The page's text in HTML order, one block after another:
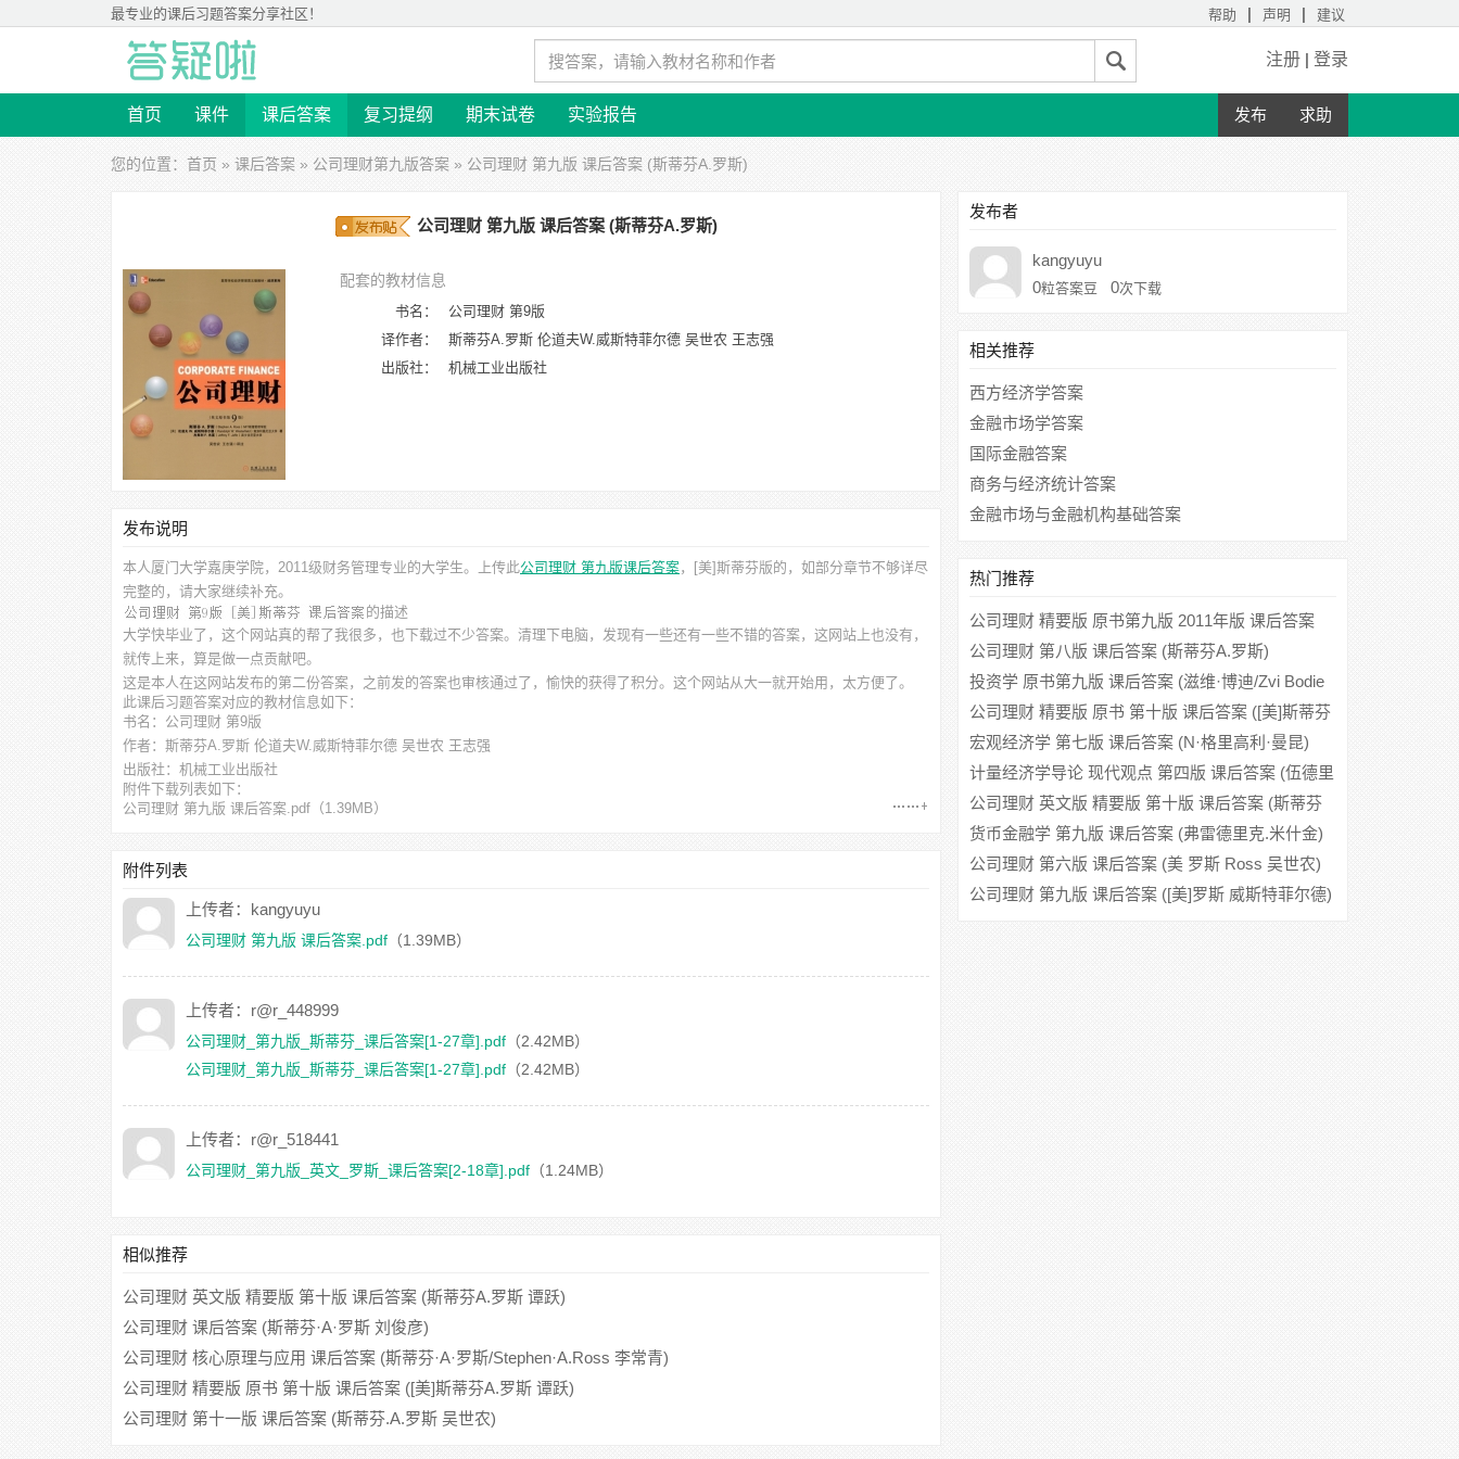
最专业的课后习题答案分享社区！ 帮助 | 声明 | 建议
注册 | 登录
首页 课件 课后答案 复习提纲 期末试卷 实验报告 发布 求助
您的位置： 首页 » 课后答案 » 公司理财第九版答案 » 公司理财 第九版 课后答案 (斯蒂芬A.罗斯)
公司理财 第九版 课后答案 (斯蒂芬A.罗斯)
配套的教材信息
书名：
公司理财 第9版
译作者：
斯蒂芬A.罗斯 伦道夫W.威斯特菲尔德 吴世农 王志强
出版社：
机械工业出版社
发布说明
本人厦门大学嘉庚学院，2011级财务管理专业的大学生。上传此公司理财 第九版课后答案，[美]斯蒂芬版的，如部分章节不够详尽
完整的，请大家继续补充。
的描述
大学快毕业了，这个网站真的帮了我很多，也下载过不少答案。清理下电脑，发现有一些还有一些不错的答案，这网站上也没有，
就传上来，算是做一点贡献吧。
这是本人在这网站发布的第二份答案，之前发的答案也审核通过了，愉快的获得了积分。这个网站从大一就开始用，太方便了。
此课后习题答案对应的教材信息如下：
书名：公司理财 第9版
作者：斯蒂芬A.罗斯 伦道夫W.威斯特菲尔德 吴世农 王志强
出版社：机械工业出版社
附件下载列表如下：
公司理财 第九版 课后答案.pdf （1.39MB）
公司理财_第九版_英文_罗斯_课后答案[2-18章].pdf
附件列表
上传者：kangyuyu
公司理财 第九版 课后答案.pdf （1.39MB）
上传者：r@r_448999
公司理财_第九版_斯蒂芬_课后答案[1-27章].pdf （2.42MB）
公司理财_第九版_斯蒂芬_课后答案[1-27章].pdf （2.42MB）
上传者：r@r_518441
公司理财_第九版_英文_罗斯_课后答案[2-18章].pdf （1.24MB）
相似推荐
公司理财 英文版 精要版 第十版 课后答案 (斯蒂芬A.罗斯 谭跃)
公司理财 课后答案 (斯蒂芬·A·罗斯 刘俊彦)
公司理财 核心原理与应用 课后答案 (斯蒂芬·A·罗斯/Stephen·A.Ross 李常青)
公司理财 精要版 原书 第十版 课后答案 ([美]斯蒂芬A.罗斯 谭跃)
公司理财 第十一版 课后答案 (斯蒂芬.A.罗斯 吴世农)
发布者
kangyuyu
0粒答案豆 0次下载
相关推荐
西方经济学答案
金融市场学答案
国际金融答案
商务与经济统计答案
金融市场与金融机构基础答案
热门推荐
公司理财 精要版 原书第九版 2011年版 课后答案
(斯蒂芬A.罗斯 方红星)
公司理财 第八版 课后答案 (斯蒂芬A.罗斯)
投资学 原书第九版 课后答案 (滋维·博迪/Zvi Bodie
汪昌云)
公司理财 精要版 原书 第十版 课后答案 ([美]斯蒂芬
A.罗斯 谭跃)
宏观经济学 第七版 课后答案 (N·格里高利·曼昆)
计量经济学导论 现代观点 第四版 课后答案 (伍德里
奇)
公司理财 英文版 精要版 第十版 课后答案 (斯蒂芬
A.罗斯 谭跃)
货币金融学 第九版 课后答案 (弗雷德里克.米什金)
公司理财 第六版 课后答案 (美 罗斯 Ross 吴世农)
公司理财 第九版 课后答案 ([美]罗斯 威斯特菲尔德)